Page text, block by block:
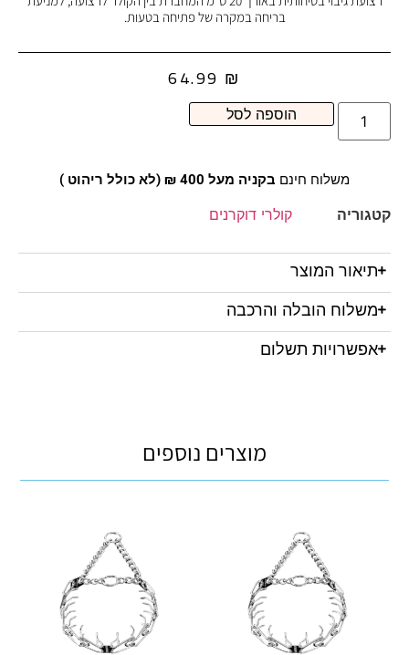
בריחה במקרה של פתיחה בטעות.
64.99 ₪
הוספה לסל
משלוח חינם בקניה מעל 400 ₪ (לא כולל ריהוט )
קטגוריה קולרי דוקרנים
תיאור המוצר
משלוח הובלה והרכבה
אפשרויות תשלום
מוצרים נוספים